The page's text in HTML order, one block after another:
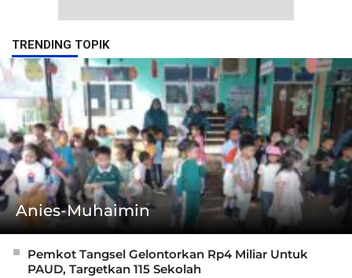
TRENDING TOPIK
Anies-Muhaimin
Pemkot Tangsel Gelontorkan Rp4 Miliar Untuk
PAUD, Targetkan 115 Sekolah